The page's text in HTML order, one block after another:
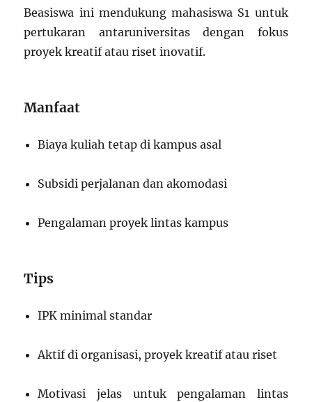
Beasiswa ini mendukung mahasiswa S1 untuk
pertukaran antaruniversitas dengan fokus
proyek kreatif atau riset inovatif.
Manfaat
Biaya kuliah tetap di kampus asal
Subsidi perjalanan dan akomodasi
Pengalaman proyek lintas kampus
Tips
IPK minimal standar
Aktif di organisasi, proyek kreatif atau riset
Motivasi jelas untuk pengalaman lintas